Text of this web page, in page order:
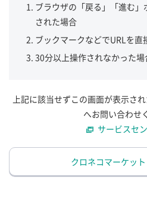
ブラウザの「戻る」「進む
された場合
ブックマークなどでURLを
30分以上操作されなかった場
上記に該当せずこの画面が表示さ
へお問い合わせ
サービスセ
クロネコマーケッ